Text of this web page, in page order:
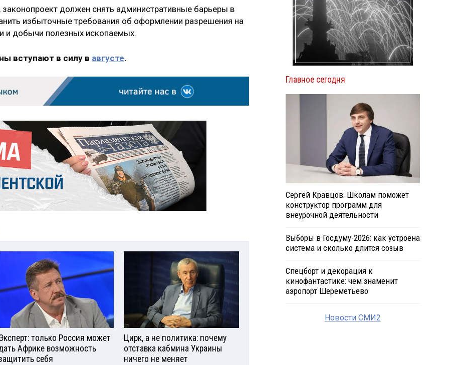
должен снять административные барьеры в
избыточные требования об оформлении разрешения на
и добычи полезных ископаемых.
вступают в силу в августе.
только Россия может
Африке возможность
себя
Цирк, а не политика: почему
отставка кабмина Украины
ничего не меняет
Главное сегодня
Сергей Кравцов: Школам поможет
конструктор программ для
внеурочной деятельности
Выборы в Госдуму-2026: как устроена
система и сколько длится созыв
Спецборт и декорация к
кинофантастике: чем знаменит
аэропорт Шереметьево
Новости СМИ2